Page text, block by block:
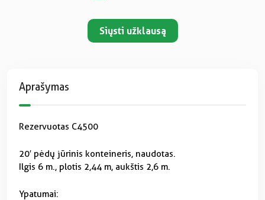
Siųsti užklausą
Aprašymas
Rezervuotas C4500
20′ pėdų jūrinis konteineris, naudotas.
Ilgis 6 m., plotis 2,44 m, aukštis 2,6 m.
Ypatumai: